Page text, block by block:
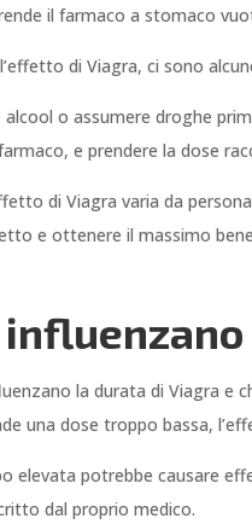
il farmaco a stomaco
di Viagra, ci sono
o assumere droghe
e prendere la dose
di Viagra varia da
e ottenere il massimo
la durata di Viagra e
una dose troppo bassa,
elevata potrebbe causare
dal proprio medico.